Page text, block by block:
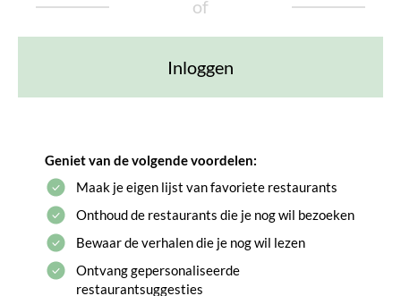
of
Inloggen
Geniet van de volgende voordelen:
Maak je eigen lijst van favoriete restaurants
Onthoud de restaurants die je nog wil bezoeken
Bewaar de verhalen die je nog wil lezen
Ontvang gepersonaliseerde
restaurantsuggesties